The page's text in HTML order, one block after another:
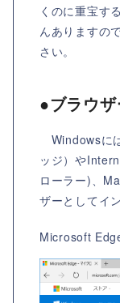
くのに重宝す
んありますの
さい。
●ブラウザ
Windowsに
ッジ）や
ローラー)、
ザーとしてイ
Microsoft